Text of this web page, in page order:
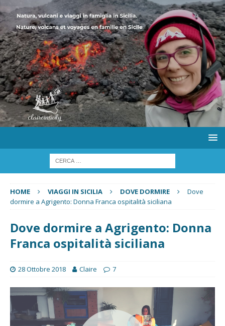
HOME VIAGGI IN SICILIA DOVE DORMIRE
Dove
dormire a Agrigento: Donna Franca ospitalità siciliana
Dove dormire a Agrigento: Donna
Franca ospitalità siciliana
28 Ottobre 2018 Claire 7